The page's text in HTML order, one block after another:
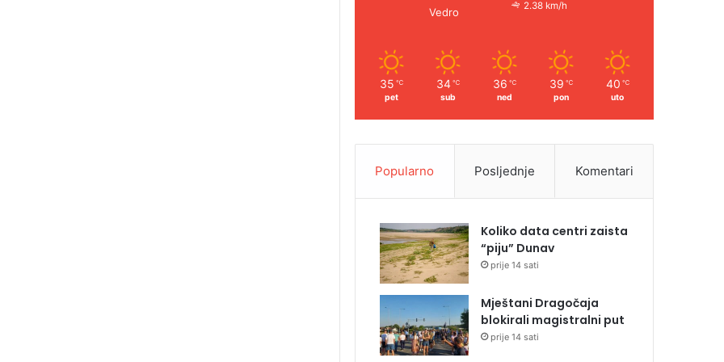
Vedro
2.38 km/h
35 ℃
pet
34 ℃
sub
36 ℃
ned
39 ℃
pon
40 ℃
uto
Popularno Posljednje Komentari
Koliko data centri zaista
“piju” Dunav
prije 14 sati
Mještani Dragočaja
blokirali magistralni put
prije 14 sati